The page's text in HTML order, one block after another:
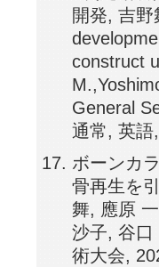
開発, 吉
construct
General
通常, 英語
ボーンカ
骨再生を
舞, 應原
沙子, 谷口
術大会,